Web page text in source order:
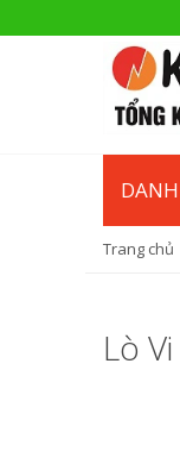
Trang chủ
Lò